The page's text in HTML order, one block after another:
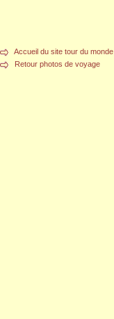
Accueil du site tour du monde
Retour photos de voyage